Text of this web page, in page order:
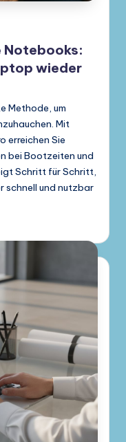
wieder
Methode, um
Mit
erreichen Sie
bei Bootzeiten und
Schritt für Schritt,
schnell und nutzbar